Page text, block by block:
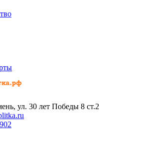
ул. 30 лет Победы 8 ст.2